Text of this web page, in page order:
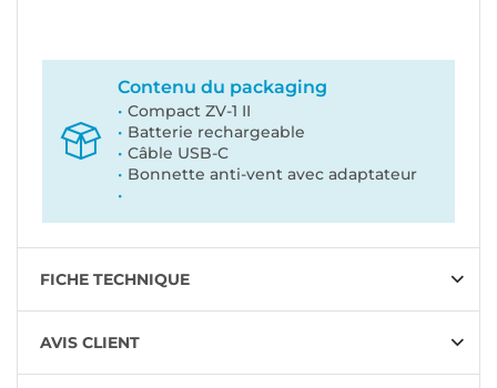
Contenu du packaging
Compact ZV-1 II
Batterie rechargeable
Câble USB-C
Bonnette anti-vent avec adaptateur
FICHE TECHNIQUE
AVIS CLIENT